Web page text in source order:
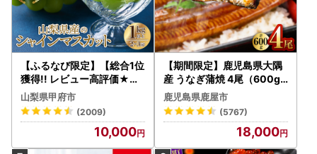
【ふるなび限定】【総合1位
獲得!! レビュー高評価★】
〈2026年度配送分〉山梨
県産 シャインマスカット 2
～3房（1.0kg以上）シャイ
ン フルーツ FN-Limited-S
P
山梨県甲府市
(2009)
10,000
【期間限定】鹿児島県大隅
産 うなぎ蒲焼 4尾（600g
） KN007-004-04-cp18
うなぎ 鰻 魚 惣菜 総菜
鹿児島県鹿屋市
(5767)
18,000